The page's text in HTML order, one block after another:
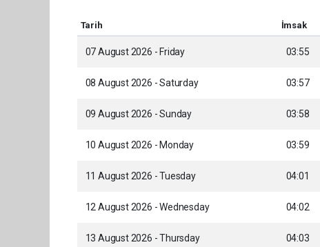
Tarih İmsak
07 August 2026 - Friday 03:55
08 August 2026 - Saturday 03:57
09 August 2026 - Sunday 03:58
10 August 2026 - Monday 03:59
11 August 2026 - Tuesday 04:01
12 August 2026 - Wednesday 04:02
13 August 2026 - Thursday 04:03